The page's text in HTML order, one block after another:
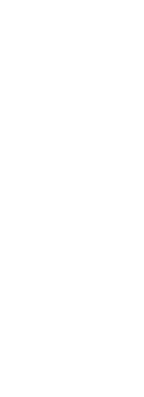
alguna necesidad de
que se le pueda dar desde el
o trabajar cualquier tema
según la necesidad
psicología de atención
grupos de madres que
menores (niñ@s y
algunas que estaban
días. Entre los temas
de violencia y otros que
de la Colonia, así como
que dispone el CMIM.
con Esther Carrasco como
a través del Pacto de
44 mujeres que solicitaron